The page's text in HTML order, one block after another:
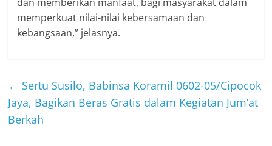
dan memberikan manfaat, bagi masyarakat dalam
memperkuat nilai-nilai kebersamaan dan
kebangsaan,” jelasnya.
← Sertu Susilo, Babinsa Koramil 0602-05/Cipocok
Jaya, Bagikan Beras Gratis dalam Kegiatan Jum’at
Berkah